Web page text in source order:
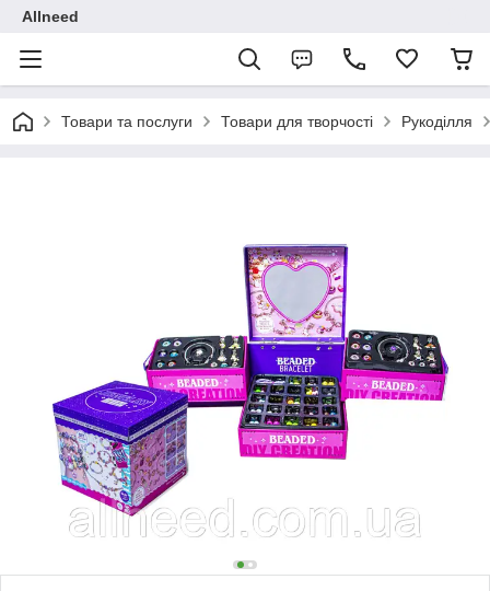
Allneed
Товари та послуги Товари для творчості Рукоділля